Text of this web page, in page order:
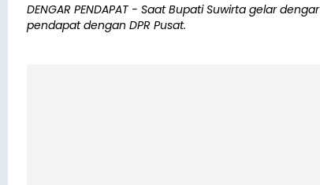
DENGAR PENDAPAT - Saat Bupati Suwirta gelar dengar
pendapat dengan DPR Pusat.